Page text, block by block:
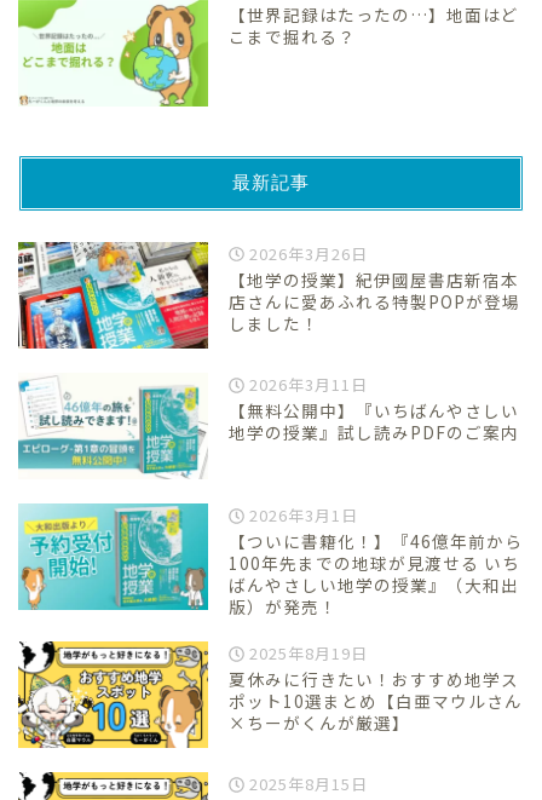
【世界記録はたったの…】地面はど
こまで掘れる？
最新記事
2026年3月26日
【地学の授業】紀伊國屋書店新宿本
店さんに愛あふれる特製POPが登場
しました！
2026年3月11日
【無料公開中】『いちばんやさしい
地学の授業』試し読みPDFのご案内
2026年3月1日
【ついに書籍化！】『46億年前から
100年先までの地球が見渡せる いち
ばんやさしい地学の授業』（大和出
版）が発売！
2025年8月19日
夏休みに行きたい！おすすめ地学ス
ポット10選まとめ【白亜マウルさん
×ちーがくんが厳選】
2025年8月15日